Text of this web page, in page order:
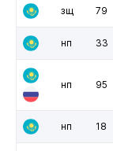
зщ 79
нп 33
нп 95
нп 18